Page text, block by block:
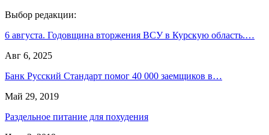
Выбор редакции:
6 августа. Годовщина вторжения ВСУ в Курскую область.…
Авг 6, 2025
Банк Русский Стандарт помог 40 000 заемщиков в…
Май 29, 2019
Раздельное питание для похудения